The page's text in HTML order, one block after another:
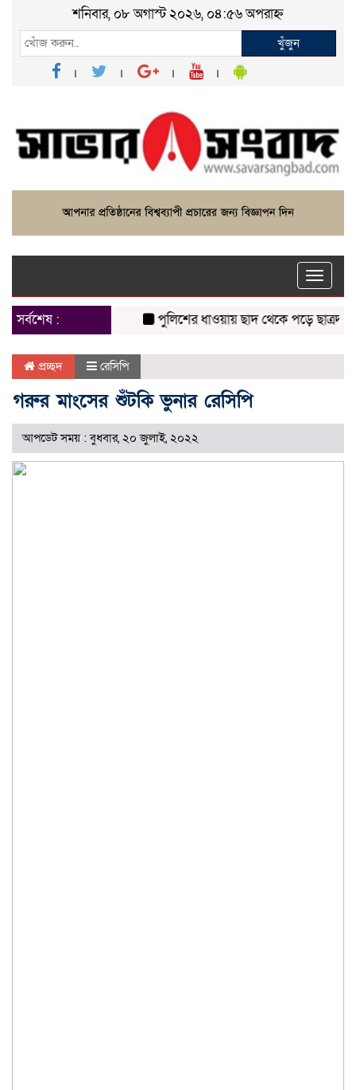
শনিবার, ০৮ অগাস্ট ২০২৬, ০৪:৫৬ অপরাহ্ন
খুঁজুন
Toggle
সর্বশেষ :
পুলিশের ধাওয়ায় ছাদ থেকে পড়ে ছাত্রদল
প্রচ্ছদ রেসিপি
গরুর মাংসের শুঁটকি ভুনার রেসিপি
আপডেট সময় : বুধবার, ২০ জুলাই, ২০২২